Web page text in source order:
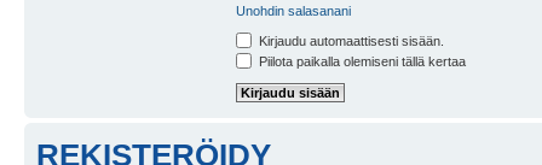
Unohdin salasanani
Kirjaudu automaattisesti sisään.
Piilota paikalla olemiseni tällä kertaa
REKISTERÖIDY